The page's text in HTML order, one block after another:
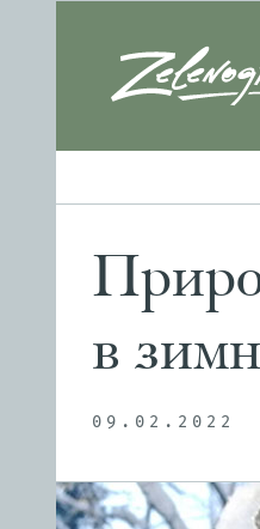
в
09.02.2022